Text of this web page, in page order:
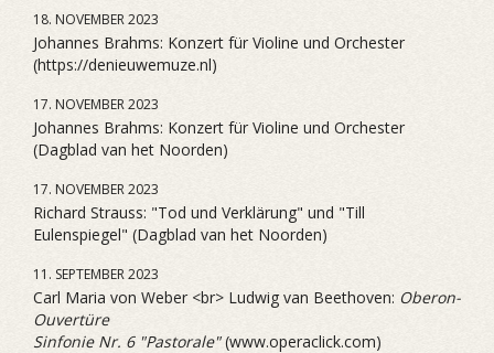
18. NOVEMBER 2023
Johannes Brahms: Konzert für Violine und Orchester
(https://denieuwemuze.nl)
17. NOVEMBER 2023
Johannes Brahms: Konzert für Violine und Orchester
(Dagblad van het Noorden)
17. NOVEMBER 2023
Richard Strauss: "Tod und Verklärung" und "Till
Eulenspiegel" (Dagblad van het Noorden)
11. SEPTEMBER 2023
Carl Maria von Weber <br> Ludwig van Beethoven: Oberon-
Ouvertüre
Sinfonie Nr. 6 "Pastorale"(www.operaclick.com)